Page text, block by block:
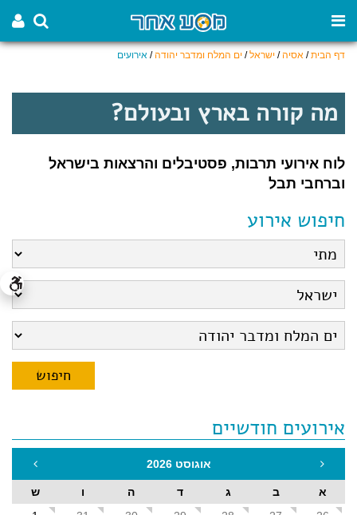
דף הבית/ אסיה/ ישראל/ ים המלח ומדבר יהודה/ אירועים
מה קורה בארץ ובעולם?
לוח אירועי תרבות, פסטיבלים והרצאות בישראל
וברחבי תבל
חיפוש אירוע
אירועים חודשיים
אוגוסט 2026
א ב ג ד ה ו
ש